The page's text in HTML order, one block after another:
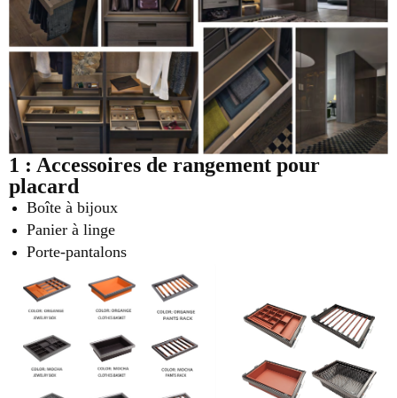
1 : Accessoires de rangement pour
placard
Boîte à bijoux
Panier à linge
Porte-pantalons